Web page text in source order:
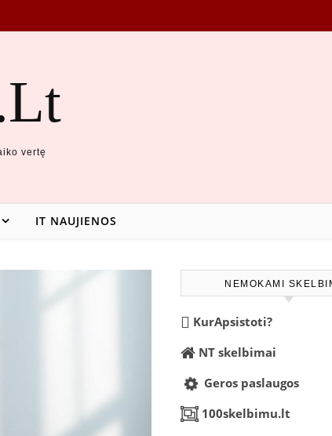
vertę
IT NAUJIENOS
NEMOKAMI
KurApsistoti?
NT skelbimai
Geros paslaugos
100skelbimu.lt